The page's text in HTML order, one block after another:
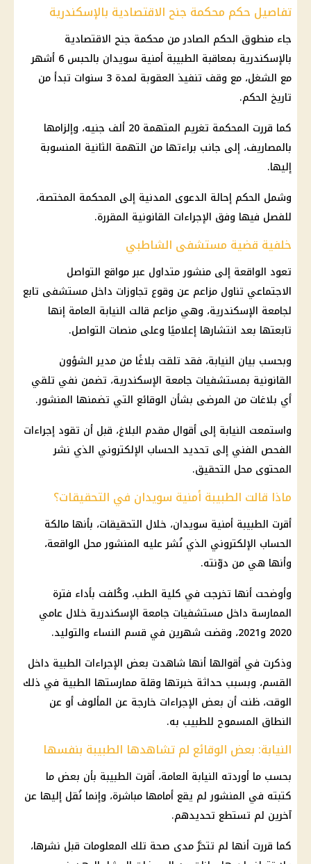
تفاصيل حكم محكمة جنح الاقتصادية بالإسكندرية
جاء منطوق الحكم الصادر من محكمة جنح الاقتصادية
بالإسكندرية بمعاقبة الطبيبة أمنية سويدان بالحبس 6 أشهر
مع الشغل، مع وقف تنفيذ العقوبة لمدة 3 سنوات تبدأ من
تاريخ الحكم.
كما قررت المحكمة تغريم المتهمة 20 ألف جنيه، وإلزامها
بالمصاريف، إلى جانب براءتها من التهمة الثانية المنسوبة
إليها.
وشمل الحكم إحالة الدعوى المدنية إلى المحكمة المختصة،
للفصل فيها وفق الإجراءات القانونية المقررة.
خلفية قضية مستشفى الشاطبي
تعود الواقعة إلى منشور متداول عبرمواقع التواصل
الاجتماعي تناول مزاعم عن وقوع تجاوزات داخل مستشفى تابع
لجامعة الإسكندرية، وهي مزاعم قالت النيابة العامة إنها
تابعتها بعد انتشارها إعلاميًا وعلى منصات التواصل.
وبحسب بيان النيابة، فقد تلقت بلاغًا من مدير الشؤون
القانونية بمستشفيات جامعة الإسكندرية، تضمن نفي تلقي
أي بلاغات من المرضى بشأن الوقائع التي تضمنها المنشور.
واستمعت النيابة إلى أقوال مقدم البلاغ، قبل أن تقود إجراءات
الفحص الفني إلى تحديد الحساب الإلكتروني الذي نشر
المحتوى محل التحقيق.
ماذا قالت الطبيبة أمنية سويدان في التحقيقات؟
أقرت الطبيبة أمنية سويدان، خلال التحقيقات، بأنها مالكة
الحساب الإلكتروني الذي نُشر عليه المنشور محل الواقعة،
وأنها هي من دوّنته.
وأوضحت أنها تخرجت في كلية الطب، وكُلفت بأداء فترة
الممارسة داخل مستشفيات جامعة الإسكندرية خلال عامي
2020 و2021، وقضت شهرين في قسم النساء والتوليد.
وذكرت في أقوالها أنها شاهدت بعض الإجراءات الطبية داخل
القسم، وبسبب حداثة خبرتها وقلة ممارستها الطبية في ذلك
الوقت، ظنت أن بعض الإجراءات خارجة عن المألوف أو عن
النطاق المسموح للطبيب به.
النيابة: بعض الوقائع لم تشاهدها الطبيبة بنفسها
بحسب ما أوردته النيابة العامة، أقرت الطبيبة بأن بعض ما
كتبته في المنشور لم يقع أمامها مباشرة، وإنما نُقل إليها عن
آخرين لم تستطع تحديدهم.
كما قررت أنها لم تتحرَّ مدى صحة تلك المعلومات قبل نشرها،